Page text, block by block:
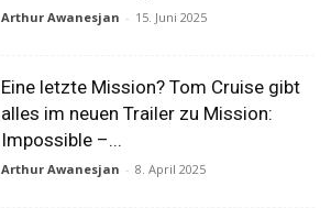
Arthur Awanesjan - 15. Juni 2025
Eine letzte Mission? Tom Cruise gibt
alles im neuen Trailer zu Mission:
Impossible –...
Arthur Awanesjan - 8. April 2025